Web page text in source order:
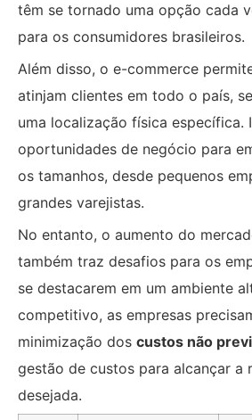
têm se tornado uma opção cada
para os consumidores brasileiros.
Além disso, o e-commerce
atinjam clientes em todo o país,
uma localização física específica.
oportunidades de negócio para
os tamanhos, desde pequenos
grandes varejistas.
No entanto, o aumento do
também traz desafios para os
se destacarem em um ambiente
competitivo, as empresas
minimização dos custos não
gestão de custos para alcançar a
desejada.